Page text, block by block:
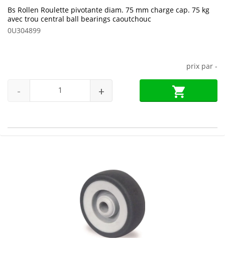
Bs Rollen Roulette pivotante diam. 75 mm charge cap. 75 kg
avec trou central ball bearings caoutchouc
0U304899
prix par -
- +